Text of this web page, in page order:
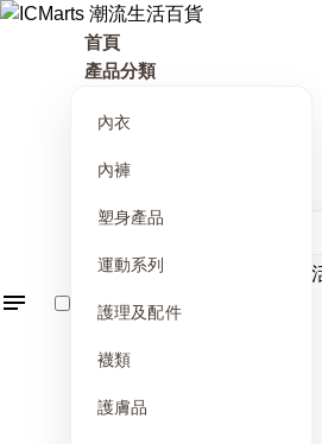
首頁
產品分類
內衣
內褲
塑身產品
運動系列
護理及配件
襪類
護膚品